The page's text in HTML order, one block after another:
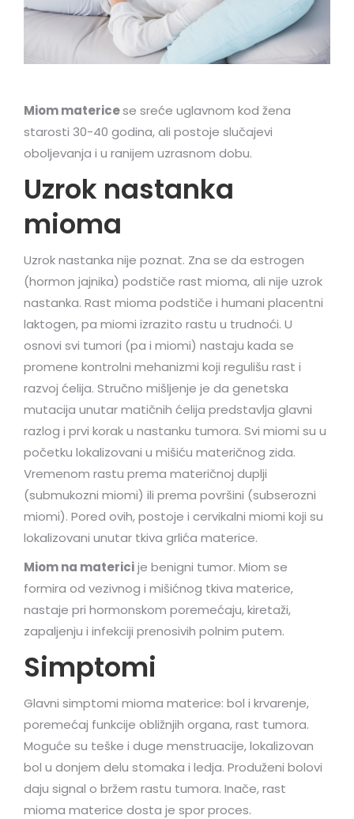
Miom matericese sreće uglavnom kod žena
starosti 30-40 godina, ali postoje slučajevi
oboljevanja i u ranijem uzrasnom dobu.
Uzrok nastanka
mioma
Uzrok nastanka nije poznat. Zna se da estrogen
(hormon jajnika) podstiče rast mioma, ali nije uzrok
nastanka. Rast mioma podstiče i humani placentni
laktogen, pa miomi izrazito rastu u trudnoći. U
osnovi svi tumori (pa i miomi) nastaju kada se
promene kontrolni mehanizmi koji regulišu rast i
razvoj ćelija. Stručno mišljenje je da genetska
mutacija unutar matičnih ćelija predstavlja glavni
razlog i prvi korak u nastanku tumora. Svi miomi su u
početku lokalizovani u mišiću materičnog zida.
Vremenom rastu prema materičnoj duplji
(submukozni miomi) ili prema površini (subserozni
miomi). Pored ovih, postoje i cervikalni miomi koji su
lokalizovani unutar tkiva grlića materice.
Miom na matericije benigni tumor. Miom se
formira od vezivnog i mišićnog tkiva materice,
nastaje pri hormonskom poremećaju, kiretaži,
zapaljenju i infekciji prenosivih polnim putem.
Simptomi
Glavni simptomi mioma materice: bol i krvarenje,
poremećaj funkcije obližnjih organa, rast tumora.
Moguće su teške i duge menstruacije, lokalizovan
bol u donjem delu stomaka i ledja. Produženi bolovi
daju signal o bržem rastu tumora. Inače, rast
mioma materice dosta je spor proces.